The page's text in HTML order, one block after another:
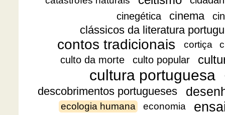
cinegética
cinema
clássicos da literatura
contos tradicionais cortiça
culto da morte culto popular
cultura portuguesa
descobrimentos portugueses
ecologia humana economia